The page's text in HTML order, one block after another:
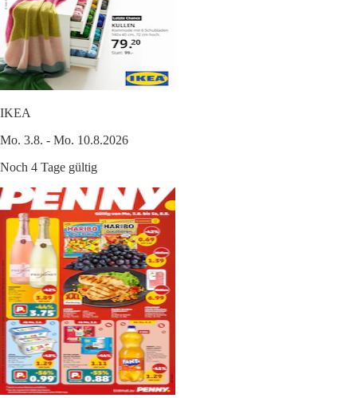
IKEA
Mo. 3.8. - Mo. 10.8.2026
Noch 4 Tage gültig